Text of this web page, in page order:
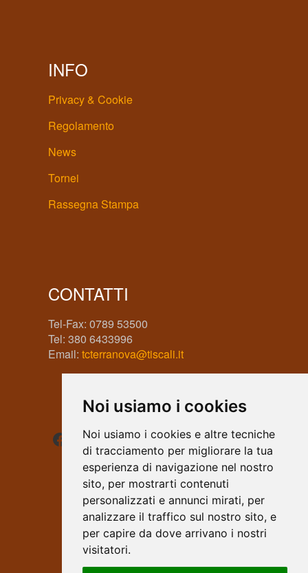
Noi usiamo i cookies
Noi usiamo i cookies e altre tecniche
di tracciamento per migliorare la tua
esperienza di navigazione nel nostro
sito, per mostrarti contenuti
personalizzati e annunci mirati, per
analizzare il traffico sul nostro sito, e
per capire da dove arrivano i nostri
visitatori.
INFO
Privacy & Cookie
Regolamento
News
Tornei
Rassegna Stampa
CONTATTI
Tel-Fax: 0789 53500
Tel: 380 6433996
Email: tcterranova@tiscali.it
Facebook
Instagram
WhatsApp